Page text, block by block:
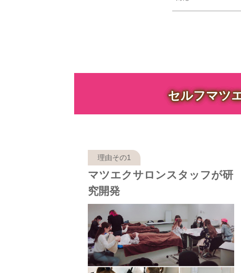
セルフマツ
マツエクサロンスタッフが研
究開発